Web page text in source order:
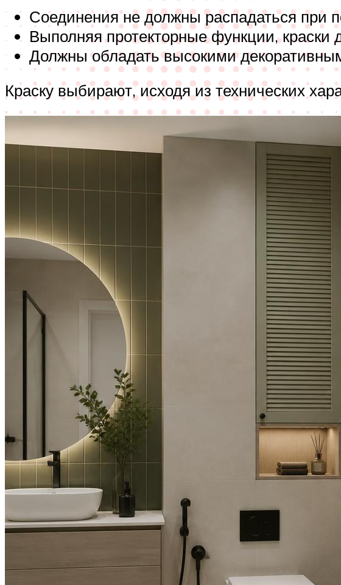
Соединения не должны распадаться при
Выполняя протекторные функции,
Должны обладать высокими
Краску выбирают, исходя из технических